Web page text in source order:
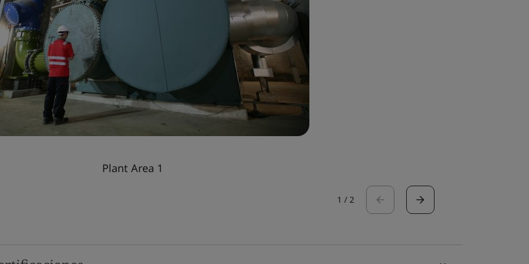
Plant Area 1
1 / 2